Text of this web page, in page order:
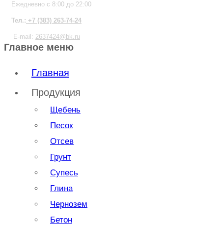
Ежедневно с 8:00 до 22:00
Тел.: +7 (383) 263-74-24
E-mail: 2637424@bk.ru
Главное меню
Главная
Продукция
Щебень
Песок
Отсев
Грунт
Супесь
Глина
Чернозем
Бетон